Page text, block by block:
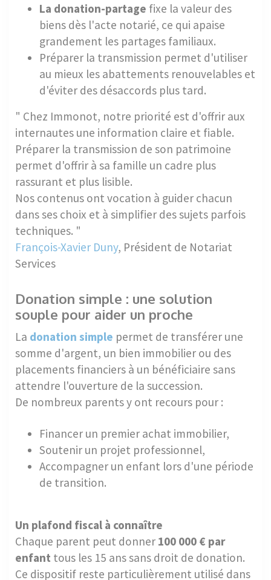
La donation-partage fixe la valeur des
biens dès l'acte notarié, ce qui apaise
grandement les partages familiaux.
Préparer la transmission permet d'utiliser
au mieux les abattements renouvelables et
d'éviter des désaccords plus tard.
" Chez Immonot, notre priorité est d'offrir aux
internautes une information claire et fiable.
Préparer la transmission de son patrimoine
permet d'offrir à sa famille un cadre plus
rassurant et plus lisible.
Nos contenus ont vocation à guider chacun
dans ses choix et à simplifier des sujets parfois
techniques. "
François-Xavier Duny, Président de Notariat
Services
Donation simple : une solution
souple pour aider un proche
La donation simple permet de transférer une
somme d'argent, un bien immobilier ou des
placements financiers à un bénéficiaire sans
attendre l'ouverture de la succession.
De nombreux parents y ont recours pour :
Financer un premier achat immobilier,
Soutenir un projet professionnel,
Accompagner un enfant lors d'une période
de transition.
Un plafond fiscal à connaître
Chaque parent peut donner 100 000 € par
enfant tous les 15 ans sans droit de donation.
Ce dispositif reste particulièrement utilisé dans